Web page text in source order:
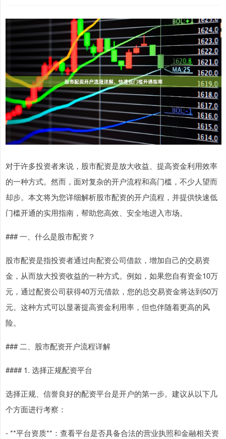
对于许多投资者来说，股市配资是放大收益、提高资金利用效率
的一种方式。然而，面对复杂的开户流程和高门槛，不少人望而
却步。本文将为您详细解析股市配资的开户流程，并提供快速低
门槛开通的实用指南，帮助您高效、安全地进入市场。
### 一、什么是股市配资？
股市配资是指投资者通过向配资公司借款，增加自己的交易资
金，从而放大投资收益的一种方式。例如，如果您自有资金10万
元，通过配资公司获得40万元借款，您的总交易资金将达到50万
元。这种方式可以显著提高资金利用率，但也伴随着更高的风
险。
### 二、股市配资开户流程详解
#### 1. 选择正规配资平台
选择正规、信誉良好的配资平台是开户的第一步。建议从以下几
个方面进行考察：
- **平台资质**：查看平台是否具备合法的营业执照和金融相关资